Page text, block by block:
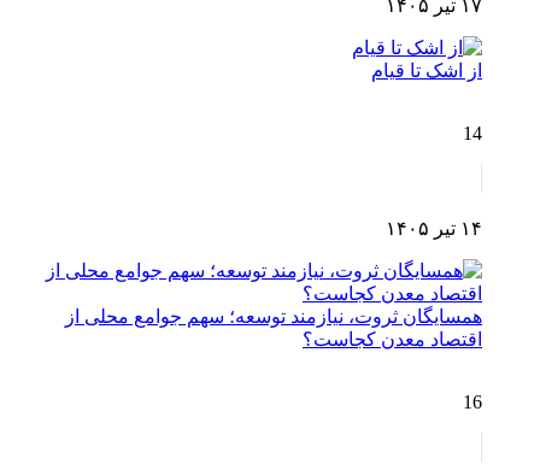
۱۷ تیر ۱۴۰۵
از اشک تا قیام
14
۱۴ تیر ۱۴۰۵
همسایگان ثروت، نیازمند توسعه؛ سهم جوامع محلی از
اقتصاد معدن کجاست؟
16